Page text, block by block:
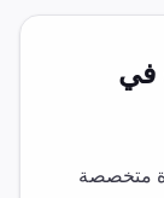
في
متخصصة